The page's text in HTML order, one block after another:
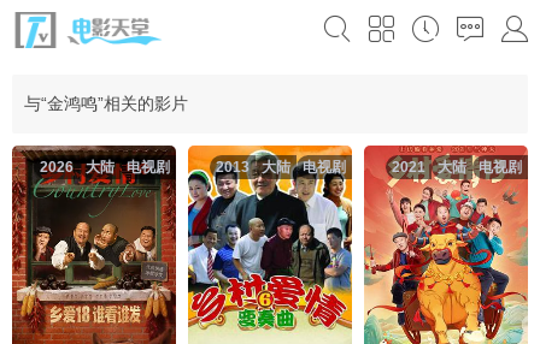
与“金鸿鸣”相关的影片
电视剧
大陆
2026 电视剧
大陆
2013 电视剧
大陆
2021